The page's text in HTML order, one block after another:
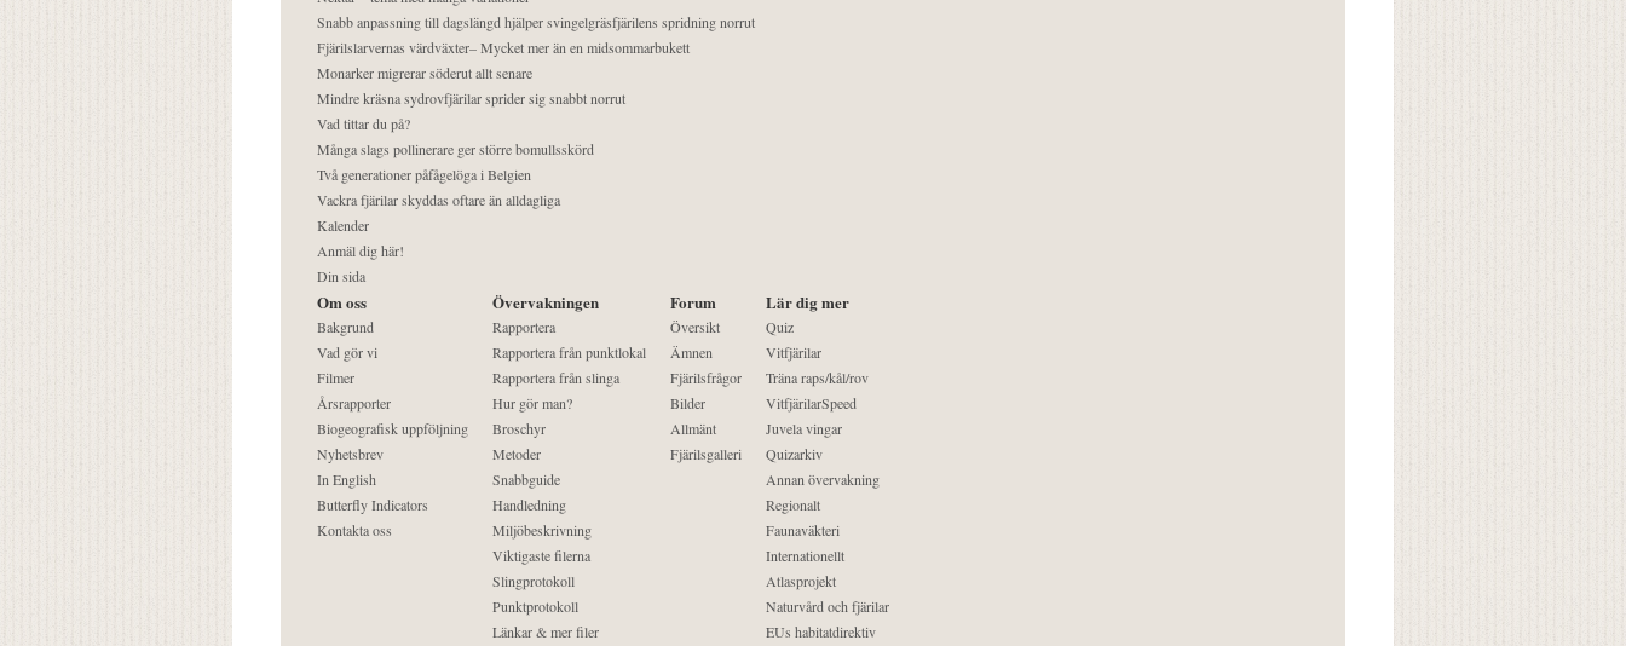
Snabb anpassning till dagslängd hjälper svingelgräsfjärilens spridning norrut
Fjärilslarvernas värdväxter– Mycket mer än en midsommarbukett
Monarker migrerar söderut allt senare
Mindre kräsna sydrovfjärilar sprider sig snabbt norrut
Vad tittar du på?
Många slags pollinerare ger större bomullsskörd
Två generationer påfågelöga i Belgien
Vackra fjärilar skyddas oftare än alldagliga
Kalender
Anmäl dig här!
Din sida
Om oss
Bakgrund
Vad gör vi
Filmer
Årsrapporter
Biogeografisk uppföljning
Nyhetsbrev
In English
Butterfly Indicators
Kontakta oss
Övervakningen
Rapportera
Rapportera från punktlokal
Rapportera från slinga
Hur gör man?
Broschyr
Metoder
Snabbguide
Handledning
Miljöbeskrivning
Viktigaste filerna
Slingprotokoll
Punktprotokoll
Länkar & mer filer
Forum
Översikt
Ämnen
Fjärilsfrågor
Bilder
Allmänt
Fjärilsgalleri
Lär dig mer
Quiz
Vitfjärilar
Träna raps/kål/rov
VitfjärilarSpeed
Juvela vingar
Quizarkiv
Annan övervakning
Regionalt
Faunaväkteri
Internationellt
Atlasprojekt
Naturvård och fjärilar
EUs habitatdirektiv